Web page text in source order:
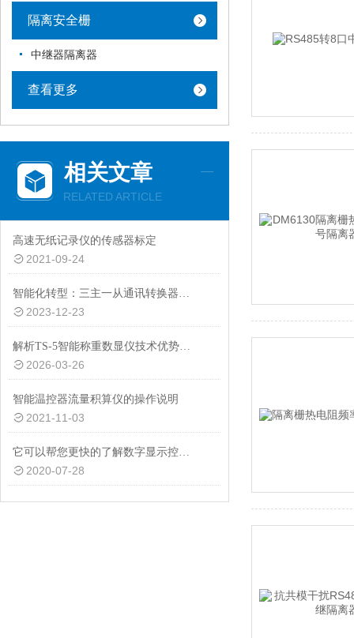
隔离安全栅
中继器隔离器
查看更多
相关文章
RELATED ARTICLE
高速无纸记录仪的传感器标定
2021-09-24
智能化转型：三主一从通讯转换器助力工业设备互联互通
2023-12-23
解析TS-5智能称重数显仪技术优势与多场景应用价值
2026-03-26
智能温控器流量积算仪的操作说明
2021-11-03
它可以帮您更快的了解数字显示控制仪的内部结构
2020-07-28